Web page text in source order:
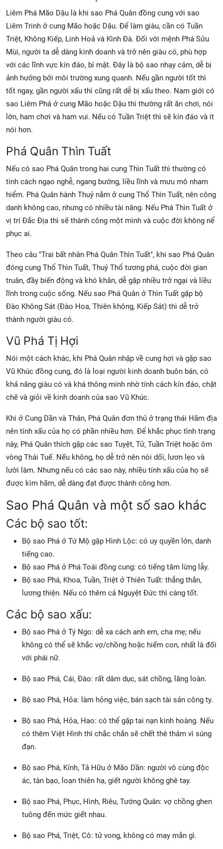
Liêm Phá Mão Dậu là khi sao Phá Quân đồng cung với sao
Liêm Trinh ở cung Mão hoặc Dậu. Để làm giàu, cần có Tuần
Triệt, Không Kiếp, Linh Hoả và Kình Đà. Đối với mệnh Phá Sửu
Mùi, người ta dễ dàng kinh doanh và trở nên giàu có, phù hợp
với các lĩnh vực kín đáo, bí mật. Đây là bộ sao nhạy cảm, dễ bị
ảnh hưởng bởi môi trường xung quanh. Nếu gần người tốt thì
tốt ngay, gần người xấu thì cũng rất dễ bị xấu theo. Nam giới có
sao Liêm Phá ở cung Mão hoặc Dậu thì thường rất ăn chơi, nói
lớn, ham chơi và ham vui. Nếu có Tuần Triệt thì sẽ kín đáo và ít
nói hơn.
Phá Quân Thìn Tuất
Nếu có sao Phá Quân trong hai cung Thìn Tuất thì thường có
tính cách ngạo nghễ, ngang bướng, liều lĩnh và mưu mô nham
hiểm. Phá Quân hành Thuỷ nằm ở cung Thổ Thìn Tuất, nên công
danh không cao, nhưng có nhiều tài năng. Nếu Phá Thìn Tuất ở
vị trí Đắc Địa thì sẽ thành công một mình và cuộc đời không nể
phục ai.
Theo câu "Trai bất nhân Phá Quân Thìn Tuất", khi sao Phá Quân
đóng cung Thổ Thìn Tuất, Thuỷ Thổ tương phá, cuộc đời gian
truân, đầy biến động và khó khăn, dễ gặp nhiều trở ngại và liều
lĩnh trong cuộc sống. Nếu sao Phá Quân ở Thìn Tuất gặp bộ
Đào Không Sát (Đào Hoa, Thiên không, Kiếp Sát) thì dễ trở
thành người giàu có.
Vũ Phá Tị Hợi
Nói một cách khác, khi Phá Quân nhập về cung hợi và gặp sao
Vũ Khúc đồng cung, đó là loại người kinh doanh buôn bán, có
khả năng giàu có và khá thông minh nhờ tính cách kín đáo, chặt
chẽ và giỏi về kinh doanh của sao Vũ Khúc.
Khi ở Cung Dần và Thân, Phá Quân đơn thủ ở trạng thái Hãm địa
nên tính xấu của họ có phần nhiều hơn. Để khắc phục tình trạng
này, Phá Quân thích gặp các sao Tuyệt, Tử, Tuần Triệt hoặc ôm
vòng Thái Tuế. Nếu không, họ dễ trở nên nói dối, lươn lẹo và
lười làm. Nhưng nếu có các sao này, nhiều tính xấu của họ sẽ
được kìm hãm, dễ dàng đạt được thành công hơn.
Sao Phá Quân và một số sao khác
Các bộ sao tốt:
Bộ sao Phá ở Tứ Mộ gặp Hình Lộc: có uy quyền lớn, danh
tiếng cao.
Bộ sao Phá ở Phá Toái đồng cung: có tiếng tăm lừng lẫy.
Bộ sao Phá, Khoa, Tuần, Triệt ở Thiên Tuất: thẳng thắn,
lương thiện. Nếu có thêm cả Nguyệt Đức thì càng tốt.
Các bộ sao xấu:
Bộ sao Phá ở Tý Ngo: dễ xa cách anh em, cha mẹ; nếu
không có thể sẽ khắc vợ/chồng hoặc hiếm con, nhất là đối
với phái nữ.
Bộ sao Phá, Cái, Đào: rất dâm dục, sát chồng, lăng loàn.
Bộ sao Phá, Hỏa: làm hỏng việc, bán sạch tài sản công ty.
Bộ sao Phá, Hỏa, Hao: có thể gặp tai nạn kinh hoàng. Nếu
có thêm Việt Hình thì chắc chắn sẽ chết thê thảm vì súng
đạn.
Bộ sao Phá, Kính, Tả Hữu ở Mão Dần: người vô cùng độc
ác, tàn bạo, loạn thiên hạ, giết người không ghê tay.
Bộ sao Phá, Phục, Hình, Riêu, Tướng Quân: vợ chồng ghen
tuông đến mức giết nhau.
Bộ sao Phá, Triệt, Cô: tử vong, không có may mắn gì.